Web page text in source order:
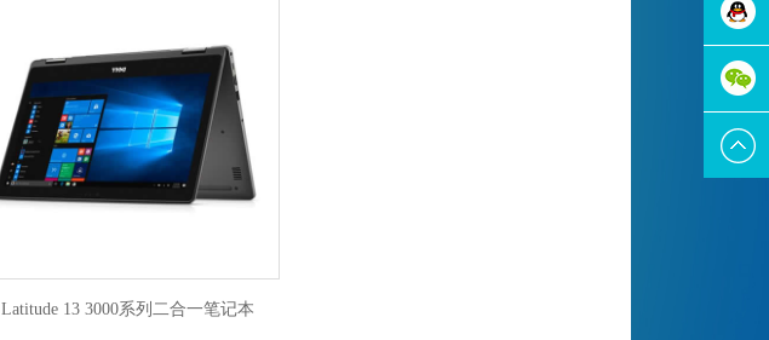
Latitude 13 3000系列二合一笔记本
在线咨
在线咨